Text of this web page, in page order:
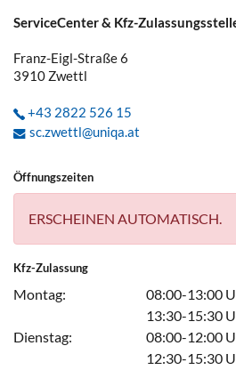
ServiceCenter & Kfz-
Franz-Eigl-Straße 6
3910 Zwettl
+43 2822 526 15
sc.zwettl@uniqa.at
Öffnungszeiten
ERSCHEINEN AUTOMATISCH.
Kfz-Zulassung
Montag:
08:00-13:00
13:30-15:30
Dienstag:
08:00-12:00
12:30-15:30